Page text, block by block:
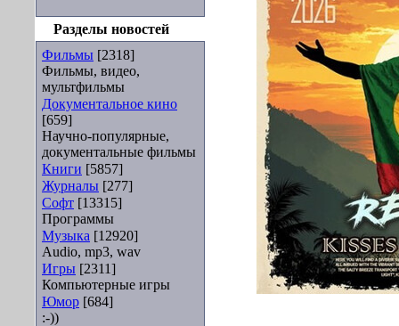
Разделы новостей
Фильмы [2318]
Фильмы, видео,
мультфильмы
Документальное кино
[659]
Научно-популярные,
документальные фильмы
Книги [5857]
Журналы [277]
Софт [13315]
Программы
Музыка [12920]
Audio, mp3, wav
Игры [2311]
Компьютерные игры
Юмор [684]
:-))